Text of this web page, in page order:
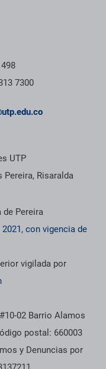
7300
UTP
Pereira, Risaralda
de Pereira
con vigencia de
vigilada por
02 Barrio Alamos
postal: 660003
y Denuncias por